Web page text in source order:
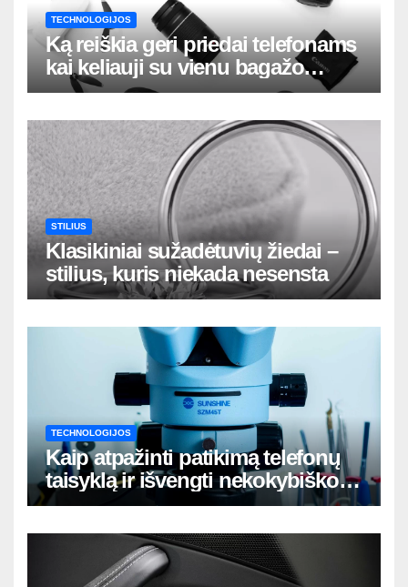
TECHNOLOGIJOS
Ką reiškia geri priedai telefonams
kai keliauji su vienu bagažo
krepšiu
STILIUS
Klasikiniai sužadėtuvių žiedai –
stilius, kuris niekada nesensta
TECHNOLOGIJOS
Kaip atpažinti patikimą telefonų
taisyklą ir išvengti nekokybiško
remonto